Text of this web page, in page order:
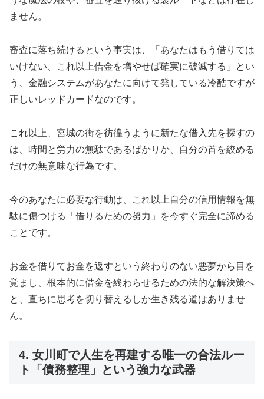
ません。
審査に落ち続けるという事実は、「あなたはもう借りては
いけない、これ以上借金を増やせば確実に破滅する」とい
う、金融システムがあなたに向けて発している冷酷ですが
正しいレッドカードなのです。
これ以上、宮城の街を彷徨うように新たな借入先を探すの
は、時間と労力の無駄であるばかりか、自分の首を絞める
だけの無意味な行為です。
今のあなたに必要な行動は、これ以上自分の信用情報を無
駄に傷つける「借りるための努力」を今すぐ完全に諦める
ことです。
お金を借りてお金を返すという終わりのない悪夢から目を
覚まし、根本的に借金を終わらせるための法的な解決策へ
と、直ちに思考を切り替えるしか生き残る道はありませ
ん。
4. 女川町で人生を再建する唯一の合法ルー
ト「債務整理」という強力な武器